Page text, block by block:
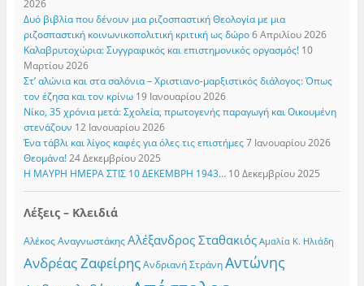
2026
Δυό βιβλία που δένουν μια ριζοσπαστική Θεολογία με μια
ριζοσπαστική κοινωνικοπολιτική κριτική ως δώρο 6 Απριλίου 2026
Καλαβρυτοχώρια: Συγγραφικός και επιστημονικός οργασμός! 10
Μαρτίου 2026
Στ’ αλώνια και στα σαλόνια – Χριστιανο-μαρξιστικός διάλογος: Όπως
τον έζησα και τον κρίνω 19 Ιανουαρίου 2026
Νίκο, 35 χρόνια μετά: Σχολεία, πρωτογενής παραγωγή και Οικουμένη
στενάζουν 12 Ιανουαρίου 2026
Ένα τάβλι και λίγος καφές για όλες τις επιστήμες 7 Ιανουαρίου 2026
Θεομάνα! 24 Δεκεμβρίου 2025
Η ΜΑΥΡΗ ΗΜΕΡΑ ΣΤΙΣ 10 ΔΕΚΕΜΒΡΗ 1943… 10 Δεκεμβρίου 2025
Λέξεις – Κλειδιά
Αλέκος Αναγνωστάκης Αλέξανδρος Σταθακιός Αμαλία Κ. Ηλιάδη
Ανδρέας Ζαφείρης Ανδριανή Στράνη Αντώνης